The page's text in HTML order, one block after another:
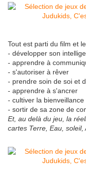
Tout est parti du film et
- développer son
- apprendre à
- s'autoriser à rêver
- prendre soin de soi et
- apprendre à s'ancrer
- cultiver la bienveillance
- sortir de sa zone de
Et, au delà du jeu, la
cartes Terre, Eau, soleil,